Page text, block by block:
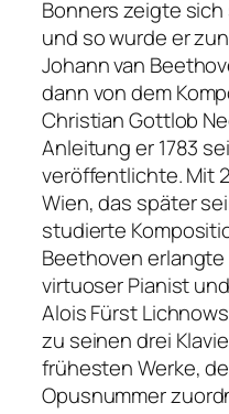
Bonners zeigte
und so wurde er
Johann van
dann von dem
Christian Gottlob
Anleitung er 1783
veröffentlichte. Mit
Wien, das später
studierte
Beethoven erlangte
virtuoser Pianist
Alois Fürst
zu seinen drei
frühesten Werke,
Opusnummer